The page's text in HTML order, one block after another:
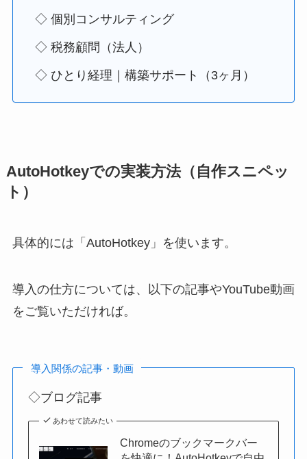
◇ 個別コンサルティング
◇ 税務顧問（法人）
◇ ひとり経理｜構築サポート（3ヶ月）
AutoHotkeyでの実装方法（自作スニペッ
ト）
具体的には「AutoHotkey」を使います。
導入の仕方については、以下の記事やYouTube動画
をご覧いただければ。
導入関係の記事・動画
◇ブログ記事
あわせて読みたい
Chromeのブックマークバー